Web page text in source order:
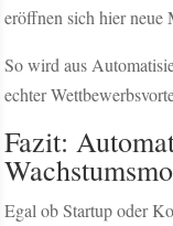
eröffnen sich hier neue
So wird aus
echter
Fazit:
Egal ob Startup oder